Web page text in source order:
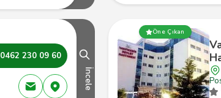
0462 230 09 60
İncele
Öne Çıkan